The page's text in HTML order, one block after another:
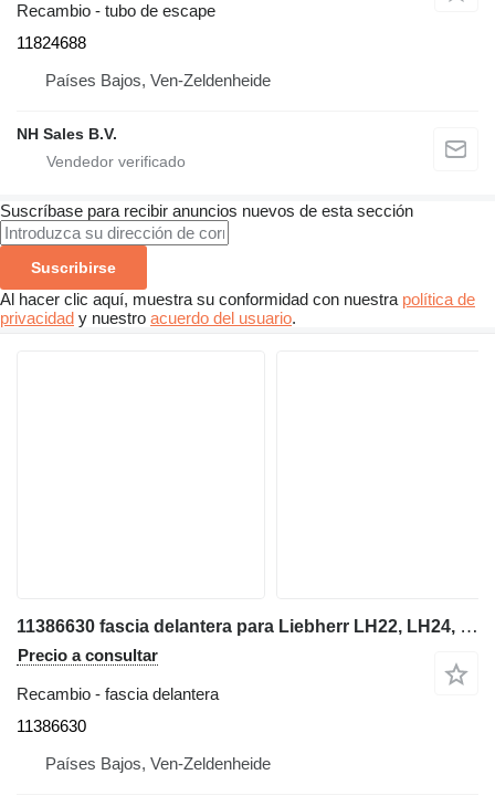
Recambio - tubo de escape
11824688
Países Bajos, Ven-Zeldenheide
NH Sales B.V.
Suscríbase para recibir anuncios nuevos de esta sección
Suscribirse
Al hacer clic aquí, muestra su conformidad con nuestra política de
privacidad y nuestro acuerdo del usuario.
11386630 fascia delantera para Liebherr LH22, LH24, LH26 excavadora
Precio a consultar
Recambio - fascia delantera
11386630
Países Bajos, Ven-Zeldenheide